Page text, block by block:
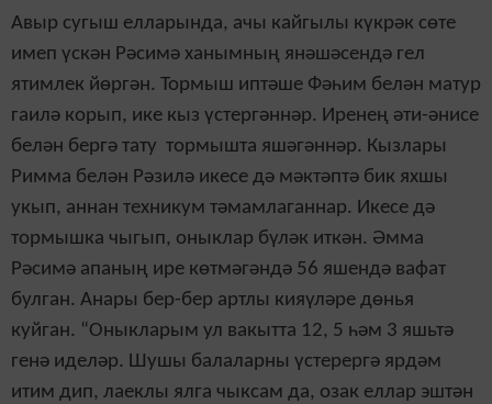
Авыр сугыш елларында, ачы кайгылы күкрәк сөте
имеп үскән Рәсимә ханымның янәшәсендә гел
ятимлек йөргән. Тормыш иптәше Фәһим белән матур
гаилә корып, ике кыз үстергәннәр. Иренең әти-әнисе
белән бергә тату тормышта яшәгәннәр. Кызлары
Римма белән Рәзилә икесе дә мәктәптә бик яхшы
укып, аннан техникум тәмамлаганнар. Икесе дә
тормышка чыгып, оныклар бүләк иткән. Әмма
Рәсимә апаның ире көтмәгәндә 56 яшендә вафат
булган. Анары бер-бер артлы кияүләре дөнья
куйган. “Оныкларым ул вакытта 12, 5 һәм 3 яшьтә
генә иделәр. Шушы балаларны үстерергә ярдәм
итим дип, лаеклы ялга чыксам да, озак еллар эштән